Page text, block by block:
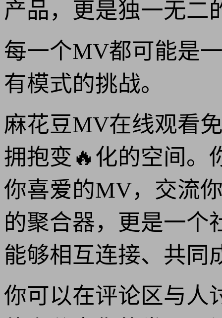
产品，更是独一无二
每一个MV都可能是
有模式的挑战。
麻花豆MV在线观看
拥抱变🔥化的空间。
你喜爱的MV，交流
的聚合器，更是一个
能够相互连接、共同
你可以在评论区与人